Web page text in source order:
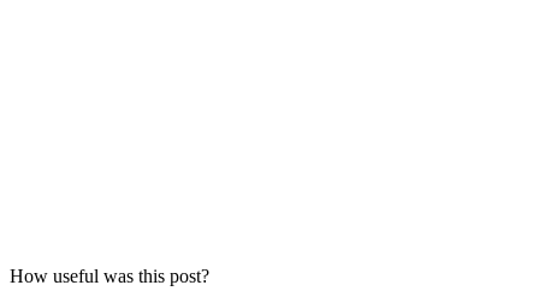
How useful was this post?